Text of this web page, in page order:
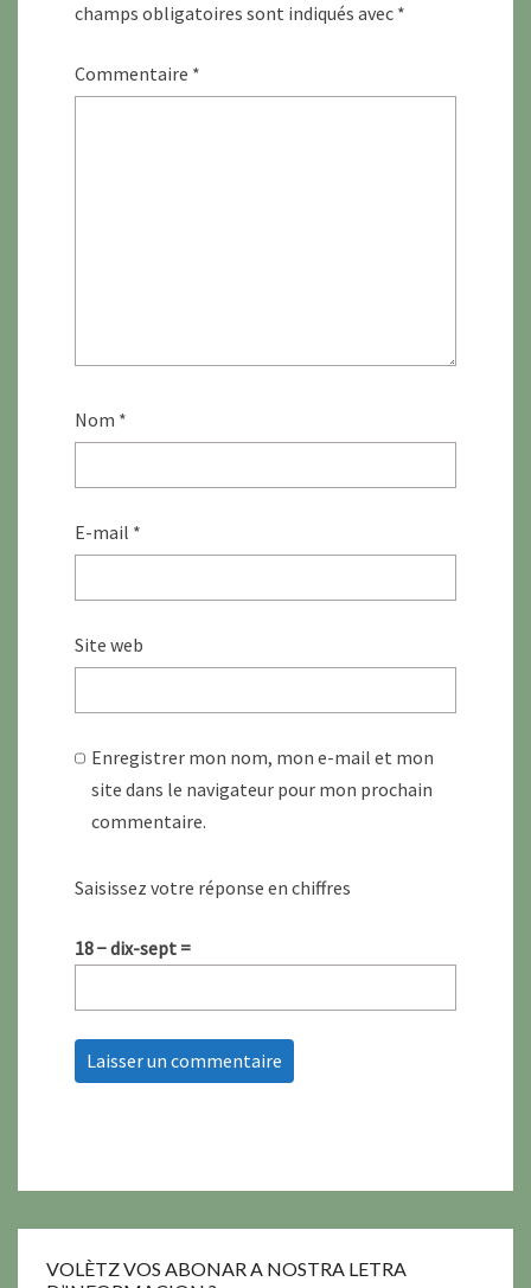
champs obligatoires sont indiqués avec *
Commentaire *
Nom *
E-mail *
Site web
Enregistrer mon nom, mon e-mail et mon
site dans le navigateur pour mon prochain
commentaire.
Saisissez votre réponse en chiffres
18 − dix-sept =
VOLÈTZ VOS ABONAR A NOSTRA LETRA